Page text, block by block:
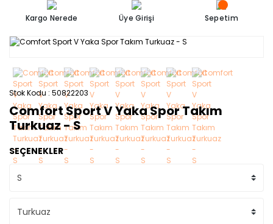
Kargo Nerede Üye Girişi Sepetim
Stok Kodu 50822203
Comfort Sport V Yaka Spor Takım
Turkuaz - S
SEÇENEKLER